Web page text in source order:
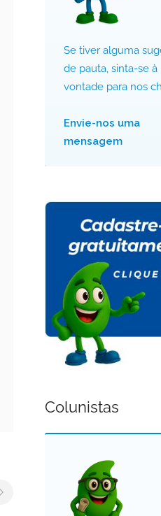
Se tiver alguma
de pauta, sinta-se à
vontade para nos
Envie-nos uma
mensagem
Colunistas